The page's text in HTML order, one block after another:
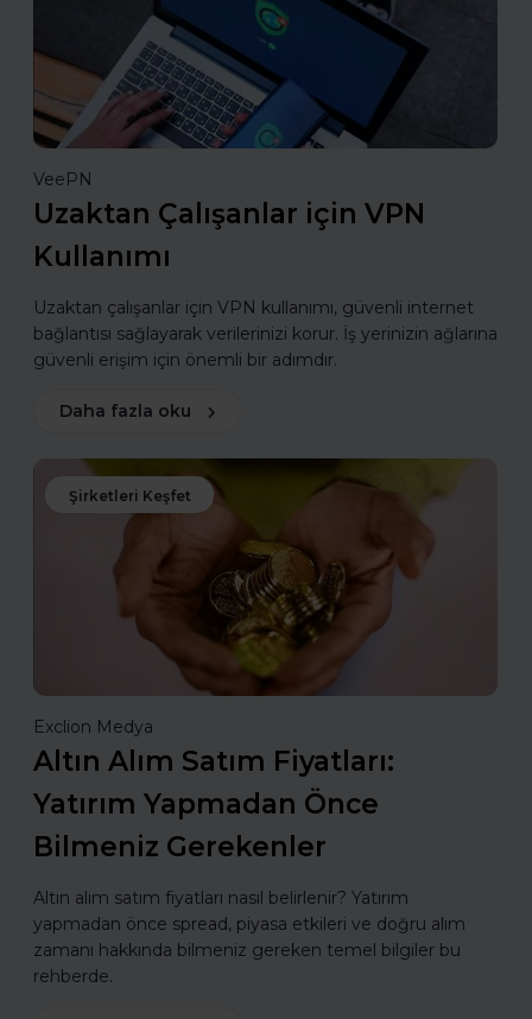
VeePN
Uzaktan Çalışanlar için VPN
Kullanımı
Uzaktan çalışanlar için VPN kullanımı, güvenli internet
bağlantısı sağlayarak verilerinizi korur. İş yerinizin ağlarına
güvenli erişim için önemli bir adımdır.
Daha fazla oku
Şirketleri Keşfet
Exclion Medya
Altın Alım Satım Fiyatları:
Yatırım Yapmadan Önce
Bilmeniz Gerekenler
Altın alım satım fiyatları nasıl belirlenir? Yatırım
yapmadan önce spread, piyasa etkileri ve doğru alım
zamanı hakkında bilmeniz gereken temel bilgiler bu
rehberde.